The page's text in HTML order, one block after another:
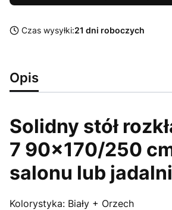
Czas wysyłki:21 dni roboczych
Opis
Solidny stół
7 90x170/250
salonu lub jadalni
Kolorystyka: Biały + Orzech